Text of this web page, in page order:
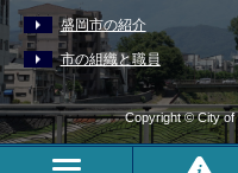
盛岡市の紹介
市の組織と職員
Copyright © City of